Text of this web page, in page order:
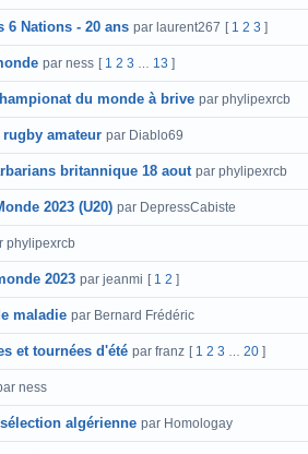
6 Nations - 20 ans par laurent267 [ 1 2 3 ]
par ness [ 1 2 3 13 ]
du monde à brive par phylipexrcb
amateur par Diablo69
britannique 18 aout par phylipexrcb
2023 (U20) par DepressCabiste
phylipexrcb
2023 par jeanmi [ 1 2 ]
maladie par Bernard Frédéric
et tournées d'été par franz [ 1 2 3 20 ]
ness
algérienne par Homologay